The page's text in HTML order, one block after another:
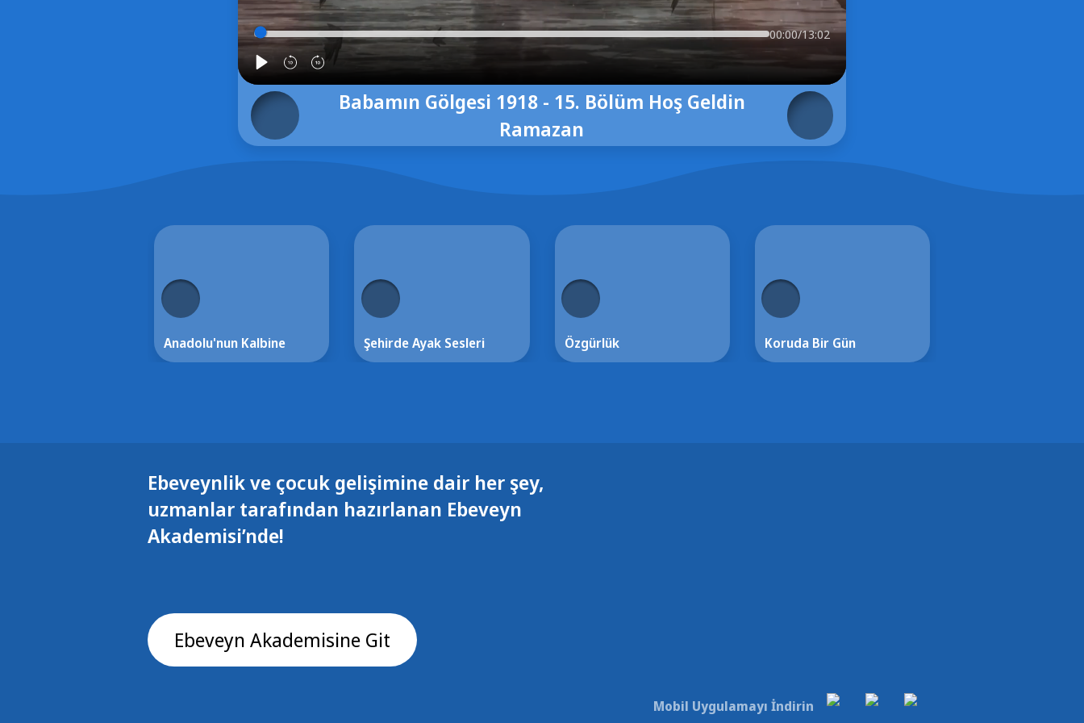
00:00/13:02
Babamın Gölgesi 1918 - 15. Bölüm Hoş Geldin
Ramazan
Anadolu'nun Kalbine Şehirde Ayak Sesleri Özgürlük Koruda Bir Gün
Ebeveynlik ve çocuk gelişimine dair her şey,
uzmanlar tarafından hazırlanan Ebeveyn
Akademisi’nde!
Ebeveyn Akademisine Git
Mobil Uygulamayı İndirin